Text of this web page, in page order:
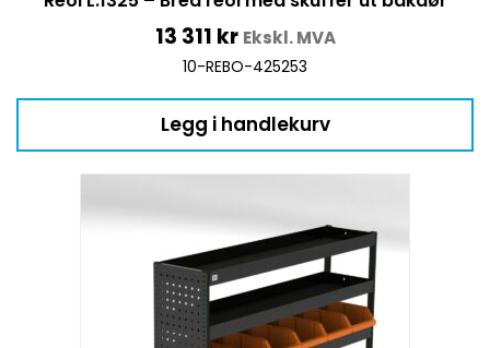
13 311 kr Ekskl. MVA
10-REBO-425253
Legg i handlekurv